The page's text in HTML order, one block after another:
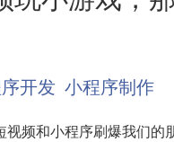
开发 小程序制作
和小程序刷爆我们的